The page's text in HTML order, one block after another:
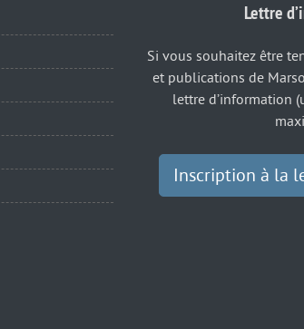
Lettre
Si vous souhaitez être
et publications de
lettre d’information
Inscription à la